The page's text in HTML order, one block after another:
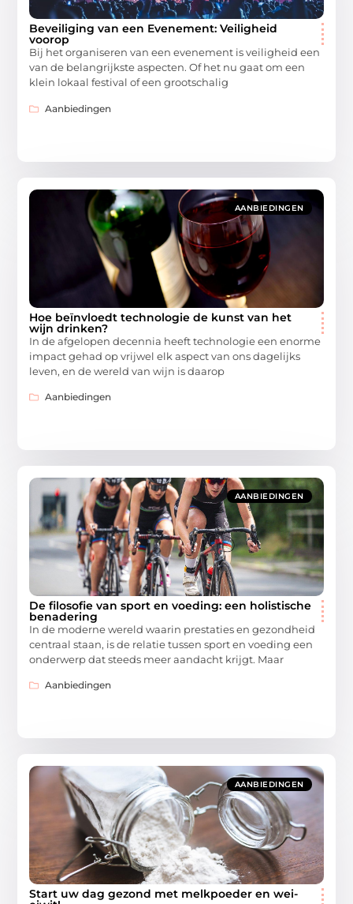
Beveiliging van een Evenement: Veiligheid
voorop
Bij het organiseren van een evenement is veiligheid een
van de belangrijkste aspecten. Of het nu gaat om een
klein lokaal festival of een grootschalig
Aanbiedingen
AANBIEDINGEN
Hoe beïnvloedt technologie de kunst van het
wijn drinken?
In de afgelopen decennia heeft technologie een enorme
impact gehad op vrijwel elk aspect van ons dagelijks
leven, en de wereld van wijn is daarop
Aanbiedingen
AANBIEDINGEN
De filosofie van sport en voeding: een holistische
benadering
In de moderne wereld waarin prestaties en gezondheid
centraal staan, is de relatie tussen sport en voeding een
onderwerp dat steeds meer aandacht krijgt. Maar
Aanbiedingen
AANBIEDINGEN
Start uw dag gezond met melkpoeder en wei-